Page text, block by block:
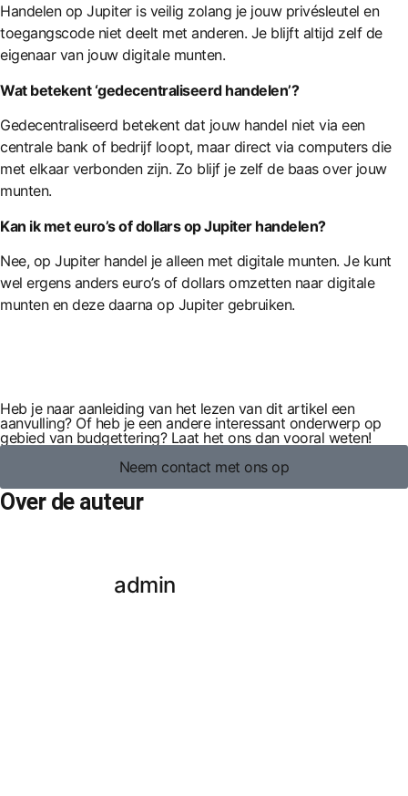
Handelen op Jupiter is veilig zolang je jouw privésleutel en
toegangscode niet deelt met anderen. Je blijft altijd zelf de
eigenaar van jouw digitale munten.
Wat betekent ‘gedecentraliseerd handelen’?
Gedecentraliseerd betekent dat jouw handel niet via een
centrale bank of bedrijf loopt, maar direct via computers die
met elkaar verbonden zijn. Zo blijf je zelf de baas over jouw
munten.
Kan ik met euro’s of dollars op Jupiter handelen?
Nee, op Jupiter handel je alleen met digitale munten. Je kunt
wel ergens anders euro’s of dollars omzetten naar digitale
munten en deze daarna op Jupiter gebruiken.
Heb je naar aanleiding van het lezen van dit artikel een
aanvulling? Of heb je een andere interessant onderwerp op
gebied van budgettering? Laat het ons dan vooral weten!
Neem contact met ons op
Over de auteur
admin